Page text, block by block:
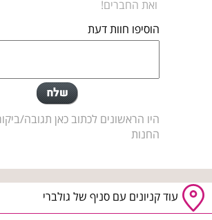
ואת החברים!
הוסיפו חוות דעת
היו הראשונים לכתוב כאן תגובה/
החנות
עוד קניונים עם סניף של גולברי